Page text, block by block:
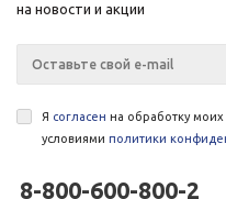
на новости и акции
Я согласен на обработку
условиями политики
8-800-600-800-2